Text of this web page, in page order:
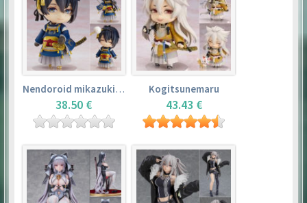
Nendoroid mikazuki munechika
38.50 €
Kogitsunemaru
43.43 €